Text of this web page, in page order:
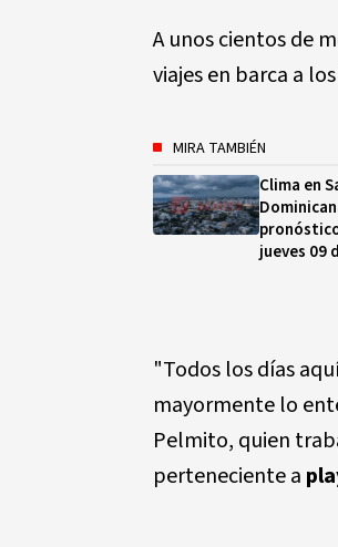
A unos cientos de
viajes en barca a
MIRA TAMBIÉN
Clima en
jueves 09
"Todos los días
mayormente lo
Pelmito, quien
perteneciente a